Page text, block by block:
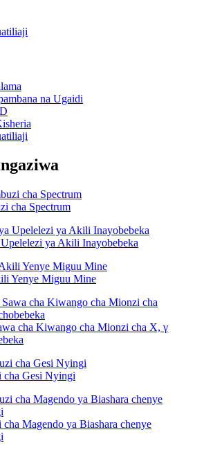
na Ugaidi
cha Spectrum
ya Akili Inayobebeka
Yenye Miguu Mine
cha Kiwango cha Mionzi cha X, γ
cha Gesi Nyingi
Magendo ya Biashara chenye